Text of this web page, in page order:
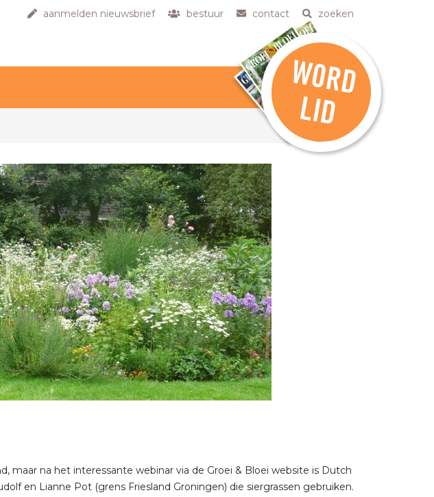
aanmelden nieuwsbrief bestuur contact zoeken
W
O
R
D
L
ID
maar na het interessante webinar via de Groei & Bloei website is Dutch
en Lianne Pot (grens Friesland Groningen) die siergrassen gebruiken.